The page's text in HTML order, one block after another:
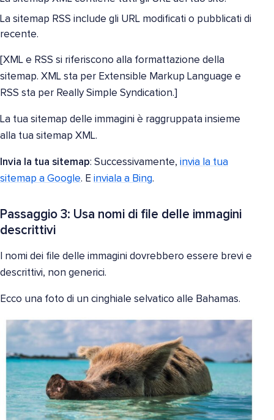
La sitemap RSS include gli URL modificati o pubblicati di
recente.
[XML e RSS si riferiscono alla formattazione della
sitemap. XML sta per Extensible Markup Language e
RSS sta per Really Simple Syndication.]
La tua sitemap delle immagini è raggruppata insieme
alla tua sitemap XML.
Invia la tua sitemap: Successivamente, invia la tua
sitemap a Google. E inviala a Bing.
Passaggio 3: Usa nomi di file delle immagini
descrittivi
I nomi dei file delle immagini dovrebbero essere brevi e
descrittivi, non generici.
Ecco una foto di un cinghiale selvatico alle Bahamas.